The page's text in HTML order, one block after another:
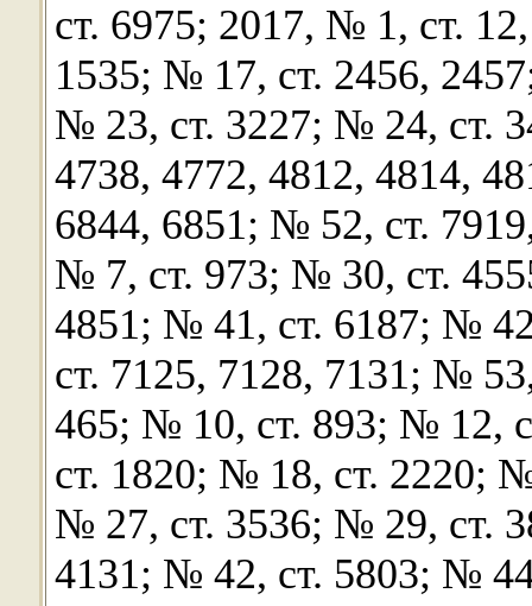
ст. 6975; 2017, № 1, ст.
1535; № 17, ст. 2456,
№ 23, ст. 3227; № 24, ст.
4738, 4772, 4812, 4814,
6844, 6851; № 52, ст.
№ 7, ст. 973; № 30, ст.
4851; № 41, ст. 6187; №
ст. 7125, 7128, 7131; №
465; № 10, ст. 893; № 12,
ст. 1820; № 18, ст. 2220;
№ 27, ст. 3536; № 29, ст.
4131; № 42, ст. 5803; №